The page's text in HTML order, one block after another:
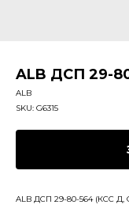
ALB ДСП 29-
ALB
SKU: G6315
ALB ДСП 29-80-564 (КСС Д,